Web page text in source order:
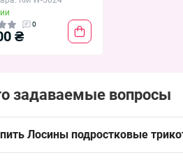
0
₴
задаваемые вопросы
Лосины подростковые